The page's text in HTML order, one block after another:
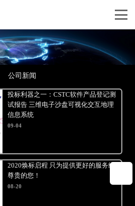
公司新闻
投标利器之一：CSTC软件产品登记测
试报告 三维电子沙盘可视化交互地理
信息系统
09-04
2020焕标启程 只为提供更好的服务给
尊贵的您！
08-20